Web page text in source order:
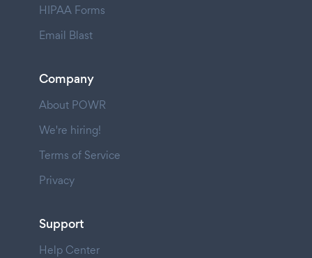
HIPAA Forms
Email Blast
Company
About POWR
We're hiring!
Terms of Service
Privacy
Support
Help Center